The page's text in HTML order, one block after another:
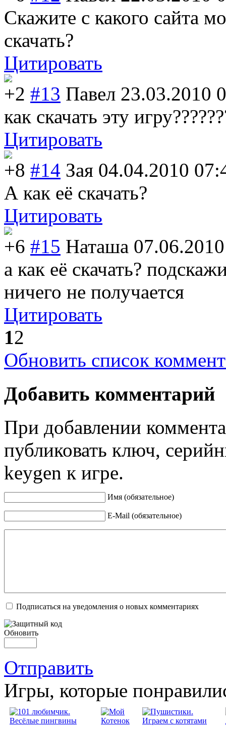
Скажите с какого сайта
скачать?
Цитировать
+2 #13 Павел 23.03.2010
как скачать эту
Цитировать
+8 #14 Зая 04.04.2010
А как её скачать?
Цитировать
+6 #15 Наташа
а как её скачать?
ничего не получается
Цитировать
12
Обновить список
Добавить комментарий
При добавлении
публиковать ключ,
keygen к игре.
Имя (обязательное)
E-Mail (обязательное)
Подписаться на уведомления о новых комментариях
Обновить
Отправить
Игры, которые